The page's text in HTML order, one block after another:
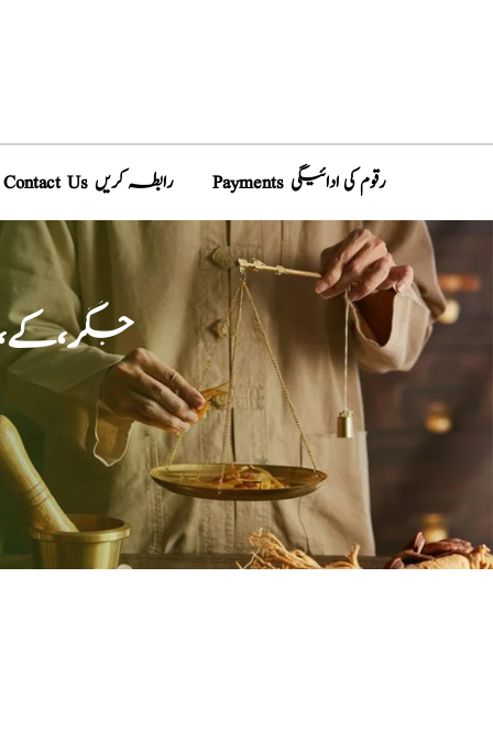
Contact Us رابطہ کریں Payments رقوم کی ادائیگی